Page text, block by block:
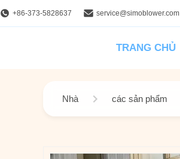
+86-373-5828637 service@simoblower.com
TRANG CHỦ
Nhà các sản phẩm